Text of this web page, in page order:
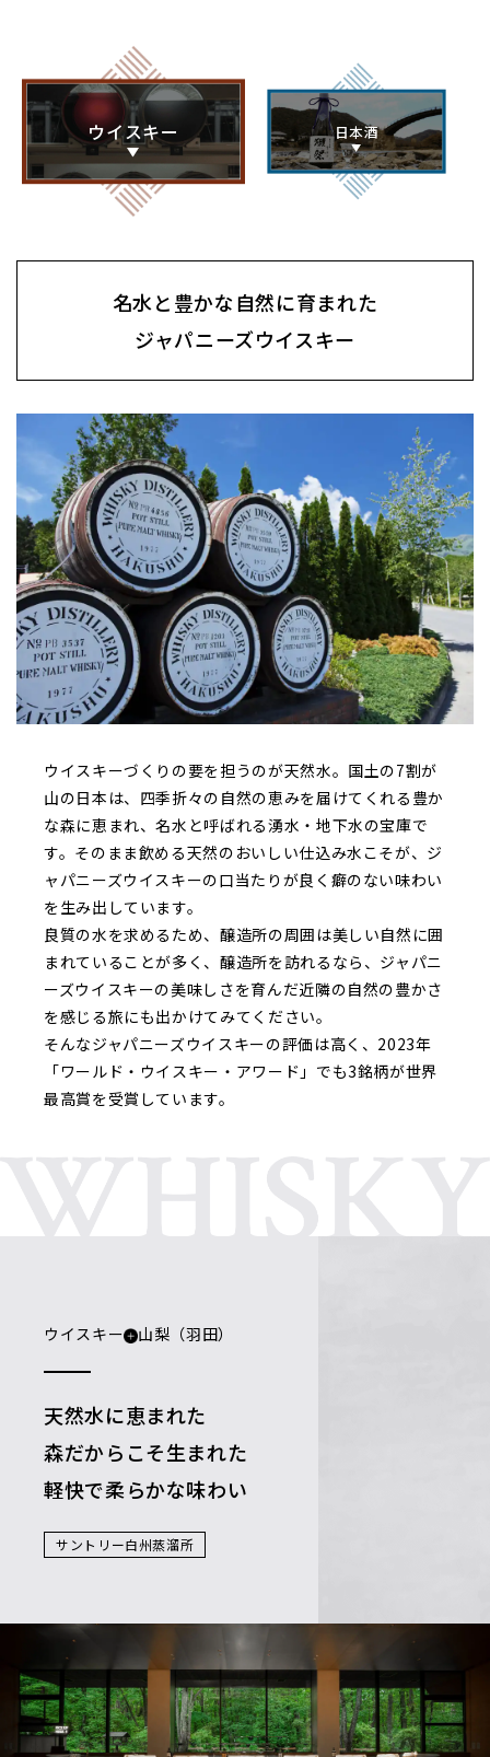
ウイスキー 日本酒
名水と豊かな自然に育まれた
ジャパニーズウイスキー
ウイスキーづくりの要を担うのが天然水。国土の7割が
山の日本は、四季折々の自然の恵みを届けてくれる豊か
な森に恵まれ、名水と呼ばれる湧水・地下水の宝庫で
す。そのまま飲める天然のおいしい仕込み水こそが、ジ
ャパニーズウイスキーの口当たりが良く癖のない味わい
を生み出しています。
良質の水を求めるため、醸造所の周囲は美しい自然に囲
まれていることが多く、醸造所を訪れるなら、ジャパニ
ーズウイスキーの美味しさを育んだ近隣の自然の豊かさ
を感じる旅にも出かけてみてください。
そんなジャパニーズウイスキーの評価は高く、2023年
「ワールド・ウイスキー・アワード」でも3銘柄が世界
最高賞を受賞しています。
ウイスキー 山梨（羽田）
天然水に恵まれた
森だからこそ生まれた
軽快で柔らかな味わい
サントリー白州蒸溜所